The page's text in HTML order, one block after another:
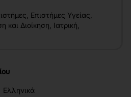
Επιστήμες Υγείας
και Διοίκηση Ιατρική
Ελληνικά